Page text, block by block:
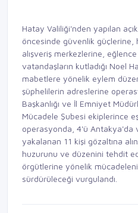
Hatay Valiliği'nden yapılan
öncesinde güvenlik güçlerine,
alışveriş merkezlerine,
vatandaşların kutladığı Noel
mabetlere yönelik eylem
şüphelilerin adreslerine
Başkanlığı ve İl Emniyet
Mücadele Şubesi ekiplerince
operasyonda, 4'ü Antakya'da
yakalanan 11 kişi gözaltına
huzurunu ve düzenini tehdit
örgütlerine yönelik
sürdürüleceği vurgulandı.